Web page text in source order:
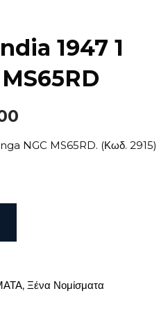
1947 1
τιμή
NGC MS65RD. (Κωδ. 2915)
, Ξένα Νομίσματα